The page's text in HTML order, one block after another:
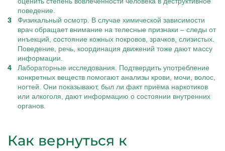
поведение.
Физикальный осмотр. В случае химической зависимости
врач обращает внимание на телесные признаки – следы от
инъекций, состояние кожных покровов, зрачков, слизистых.
Поведение, речь, координация движений тоже дают массу
информации.
Лабораторные исследования. Подтвердить употребление
конкретных веществ помогают анализы крови, мочи, волос,
ногтей. Они показывают, был ли факт приёма наркотиков
или алкоголя, дают информацию о состоянии внутренних
органов.
Как вернуться к